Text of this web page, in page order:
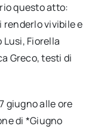
questo atto:
renderlo vivibile e
Fiorella
Greco, testi di
giugno alle ore
di *Giugno